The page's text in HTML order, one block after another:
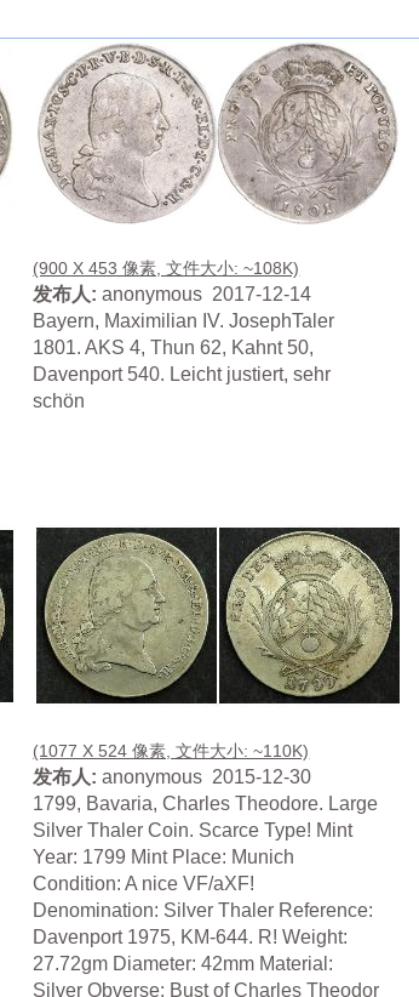
(900 X 453 像素, 文件大小: ~108K)
发布人: anonymous 2017-12-14
Bayern, Maximilian IV. JosephTaler
1801. AKS 4, Thun 62, Kahnt 50,
Davenport 540. Leicht justiert, sehr
schön
(1077 X 524 像素, 文件大小: ~110K)
发布人: anonymous 2015-12-30
1799, Bavaria, Charles Theodore. Large
Silver Thaler Coin. Scarce Type! Mint
Year: 1799 Mint Place: Munich
Condition: A nice VF/aXF!
Denomination: Silver Thaler Reference:
Davenport 1975, KM-644. R! Weight:
27.72gm Diameter: 42mm Material:
Silver Obverse: Bust of Charles Theodor